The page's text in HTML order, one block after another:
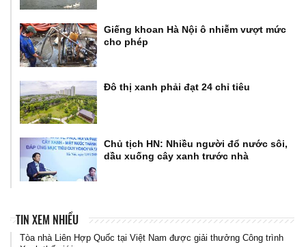
Giếng khoan Hà Nội ô nhiễm vượt mức
cho phép
Đô thị xanh phải đạt 24 chỉ tiêu
Chủ tịch HN: Nhiều người đổ nước sôi,
dầu xuống cây xanh trước nhà
TIN XEM NHIỀU
Tòa nhà Liên Hợp Quốc tại Việt Nam được giải thưởng Công trình